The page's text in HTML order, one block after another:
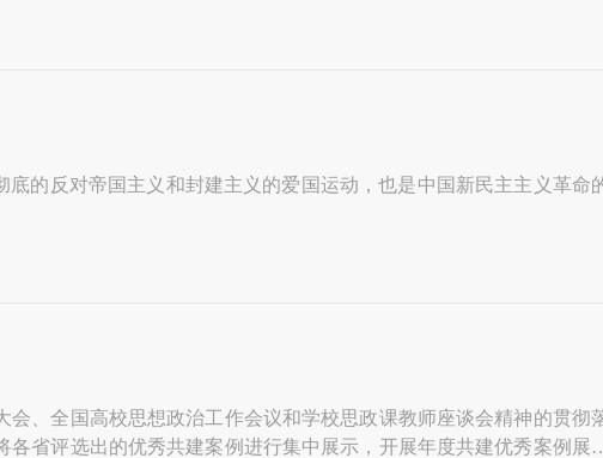
的反对帝国主义和封建主义的爱国运动，也是中国新民主主义革命
、全国高校思想政治工作会议和学校思政课教师座谈会精神的贯彻
省评选出的优秀共建案例进行集中展示，开展年度共建优秀案例展